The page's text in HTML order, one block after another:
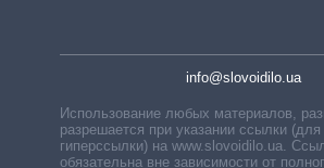
info@slovoidilo.ua
Использование любых материалов,
разрешается при указании ссылки (для
гиперссылки) на www.slovoidilo.ua.
обязательна вне зависимости от